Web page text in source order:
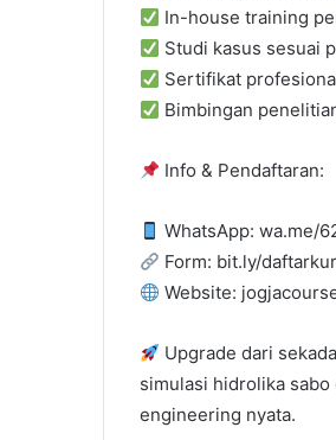
In-house training
Studi kasus sesuai
Sertifikat
Bimbingan
Info & Pendaftaran:
WhatsApp: wa.me/
Form: bit.ly/
Website:
Upgrade dari
simulasi hidrolika
engineering nyata.